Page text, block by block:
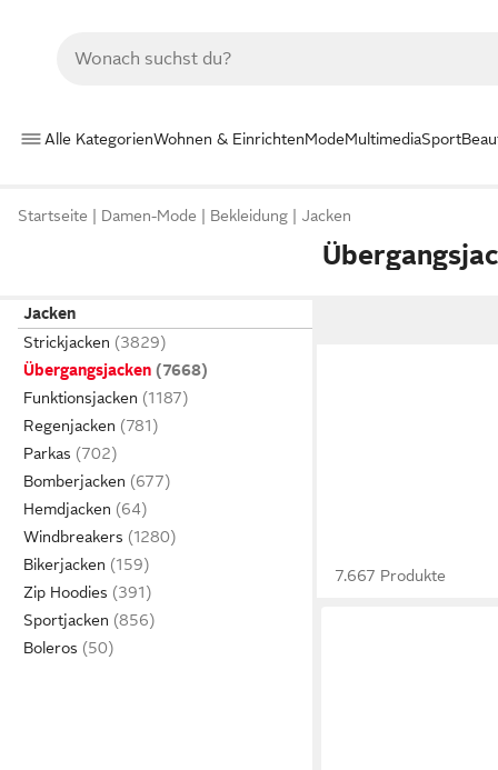
Alle KategorienWohnen & EinrichtenModeMultimediaSport
Startseite Damen-Mode Bekleidung Jacken
Jacken
Strickjacken
Übergangsjacken
Funktionsjacken
Regenjacken
Parkas
Bomberjacken
Hemdjacken
Windbreakers
Bikerjacken
Zip Hoodies
Sportjacken
Boleros
7.667 Produkte